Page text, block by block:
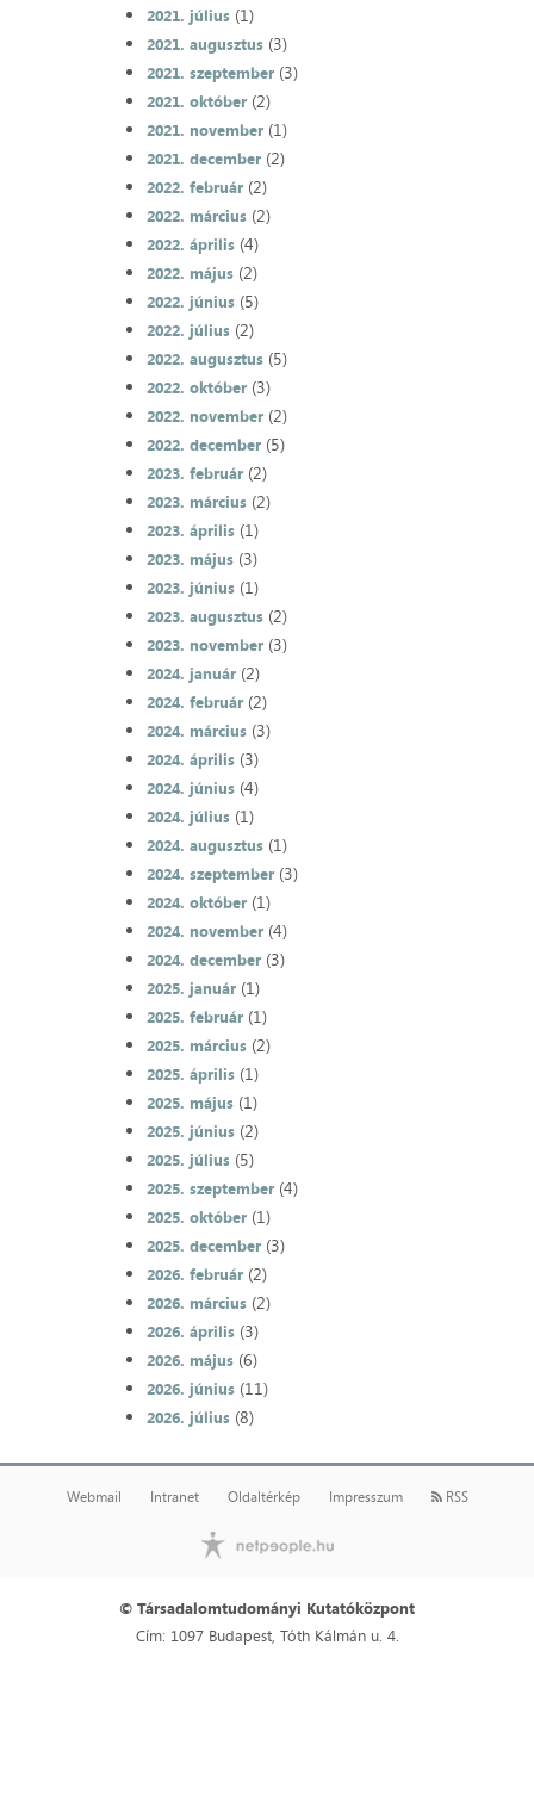
2021. július(1)
2021. augusztus(3)
2021. szeptember(3)
2021. október(2)
2021. november(1)
2021. december(2)
2022. február(2)
2022. március(2)
2022. április(4)
2022. május(2)
2022. június(5)
2022. július(2)
2022. augusztus(5)
2022. október(3)
2022. november(2)
2022. december(5)
2023. február(2)
2023. március(2)
2023. április(1)
2023. május(3)
2023. június(1)
2023. augusztus(2)
2023. november(3)
2024. január(2)
2024. február(2)
2024. március(3)
2024. április(3)
2024. június(4)
2024. július(1)
2024. augusztus(1)
2024. szeptember(3)
2024. október(1)
2024. november(4)
2024. december(3)
2025. január(1)
2025. február(1)
2025. március(2)
2025. április(1)
2025. május(1)
2025. június(2)
2025. július(5)
2025. szeptember(4)
2025. október(1)
2025. december(3)
2026. február(2)
2026. március(2)
2026. április(3)
2026. május(6)
2026. június(11)
2026. július(8)
Webmail Intranet Oldaltérkép Impresszum RSS
© Társadalomtudományi Kutatóközpont
Cím: 1097 Budapest, Tóth Kálmán u. 4.